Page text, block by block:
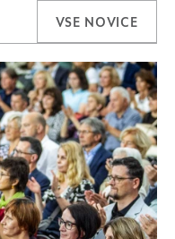
VSE NOVICE